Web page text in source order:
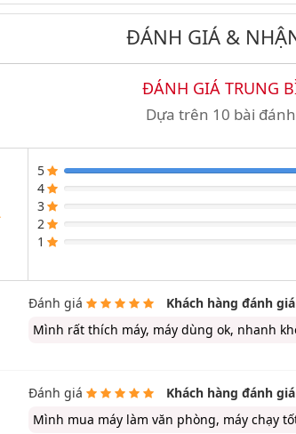
ĐÁNH GIÁ &
ĐÁNH GIÁ TRUNG
Dựa trên 10 bài
5
4
3
2
1
Đánh giá
Khách hàng đánh giá
Mình rất thích máy, máy dùng ok, nhanh
Đánh giá
Khách hàng đánh giá
Mình mua máy làm văn phòng, máy chạy